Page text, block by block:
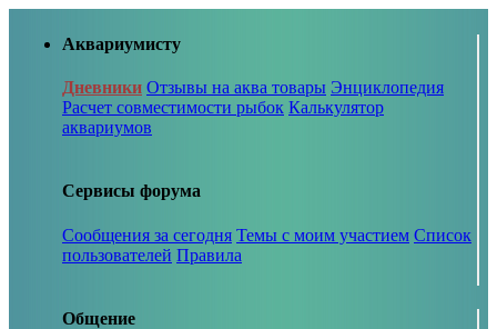
Аквариумисту
Дневники Отзывы на аква товары Энциклопедия
Расчет совместимости рыбок Калькулятор
аквариумов
Сервисы форума
Сообщения за сегодня Темы с моим участием Список
пользователей Правила
Общение